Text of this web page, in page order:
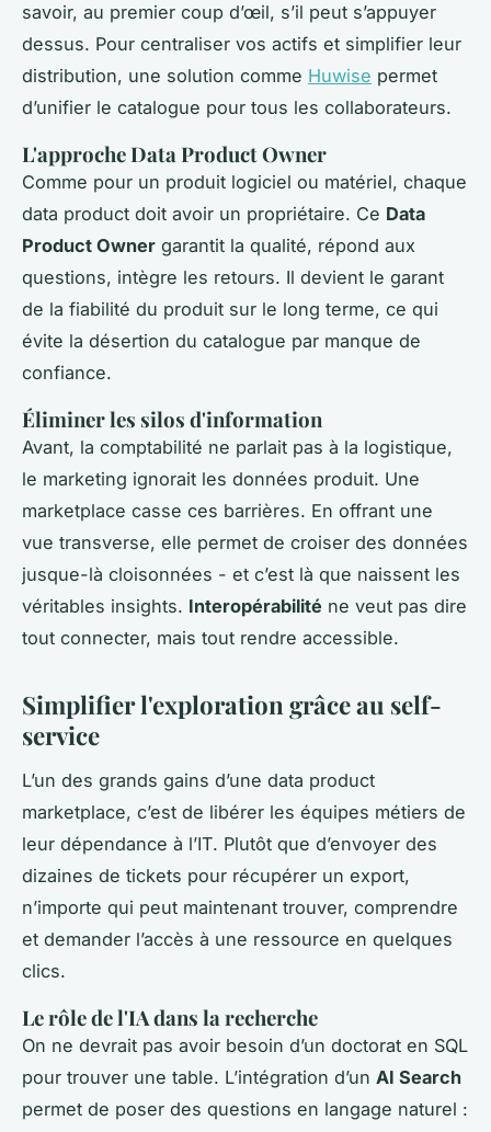
savoir, au premier coup d’œil, s’il peut s’appuyer
dessus. Pour centraliser vos actifs et simplifier leur
distribution, une solution comme Huwise permet
d’unifier le catalogue pour tous les collaborateurs.
L'approche Data Product Owner
Comme pour un produit logiciel ou matériel, chaque
data product doit avoir un propriétaire. Ce Data
Product Owner garantit la qualité, répond aux
questions, intègre les retours. Il devient le garant
de la fiabilité du produit sur le long terme, ce qui
évite la désertion du catalogue par manque de
confiance.
Éliminer les silos d'information
Avant, la comptabilité ne parlait pas à la logistique,
le marketing ignorait les données produit. Une
marketplace casse ces barrières. En offrant une
vue transverse, elle permet de croiser des données
jusque-là cloisonnées - et c’est là que naissent les
véritables insights. Interopérabilité ne veut pas dire
tout connecter, mais tout rendre accessible.
Simplifier l'exploration grâce au self-
service
L’un des grands gains d’une data product
marketplace, c’est de libérer les équipes métiers de
leur dépendance à l’IT. Plutôt que d’envoyer des
dizaines de tickets pour récupérer un export,
n’importe qui peut maintenant trouver, comprendre
et demander l’accès à une ressource en quelques
clics.
Le rôle de l'IA dans la recherche
On ne devrait pas avoir besoin d’un doctorat en SQL
pour trouver une table. L’intégration d’un AI Search
permet de poser des questions en langage naturel :